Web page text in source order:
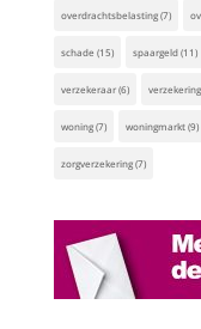
overdrachtsbelasting(7)
schade (15) spaargeld(11)
verzekeraar(6) verzekering
woning(7) woningmarkt(9)
zorgverzekering(7)